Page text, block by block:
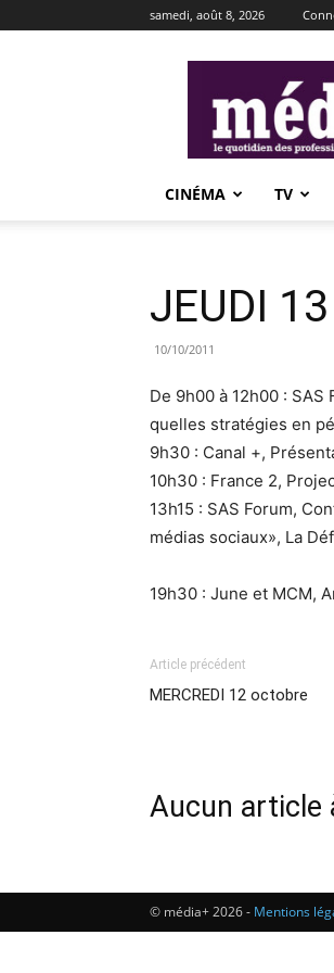
samedi, août 8, 2026
CINÉMA TV
JEUDI
10/10/2011
De 9h00 à 12h00 :
quelles stratégies en
9h30 : Canal +,
10h30 : France 2,
13h15 : SAS Forum,
médias sociaux», La
19h30 : June et MCM,
Article précédent
MERCREDI 12 octobre
Aucun article
© média+ 2026 - Mentions